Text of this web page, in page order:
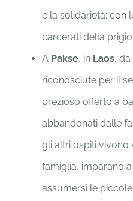
e la solidarietà: con
carcerati della
A Pakse, in Laos, da
riconosciute per il
prezioso offerto a
abbandonati dalle
gli altri ospiti vivono
famiglia, imparano
assumersi le